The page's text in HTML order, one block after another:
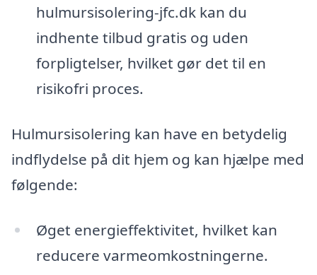
hulmursisolering-jfc.dk kan du
indhente tilbud gratis og uden
forpligtelser, hvilket gør det til en
risikofri proces.
Hulmursisolering kan have en betydelig
indflydelse på dit hjem og kan hjælpe med
følgende:
Øget energieffektivitet, hvilket kan
reducere varmeomkostningerne.